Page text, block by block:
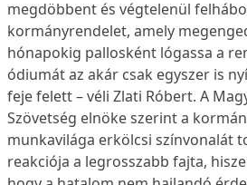
megdöbbent és végtelenül
kormányrendelet, amely
hónapokig pallosként lógassa a
ódiumát az akár csak egyszer is
feje felett – véli Zlati Róbert. A
Szövetség elnöke szerint a
munkavilága erkölcsi színvonalát
reakciója a legrosszabb fajta,